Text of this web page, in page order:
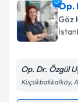
Op. Dr.
oluşturun.
takvim
Op.
Göz
Op. Dr. Özgül
Küçükbakkalköy,